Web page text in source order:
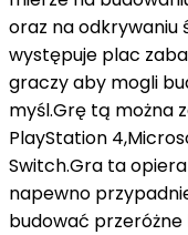
oraz na odkrywaniu
występuje plac
graczy aby mogli
myśl.Grę tą można
PlayStation
Switch.Gra ta
napewno
budować przeróżne